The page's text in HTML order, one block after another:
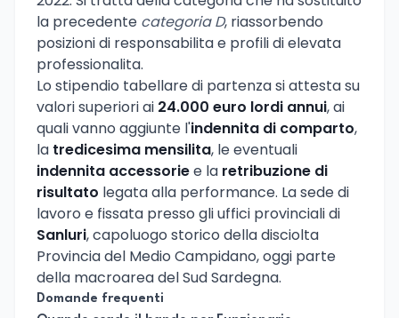
la precedente categoria D, riassorbendo
posizioni di responsabilita e profili di elevata
professionalita.
Lo stipendio tabellare di partenza si attesta su
valori superiori ai 24.000 euro lordi annui, ai
quali vanno aggiunte l'indennita di comparto,
la tredicesima mensilita, le eventuali
indennita accessoriee la retribuzione di
risultato legata alla performance. La sede di
lavoro e fissata presso gli uffici provinciali di
Sanluri, capoluogo storico della disciolta
Provincia del Medio Campidano, oggi parte
della macroarea del Sud Sardegna.
Domande frequenti